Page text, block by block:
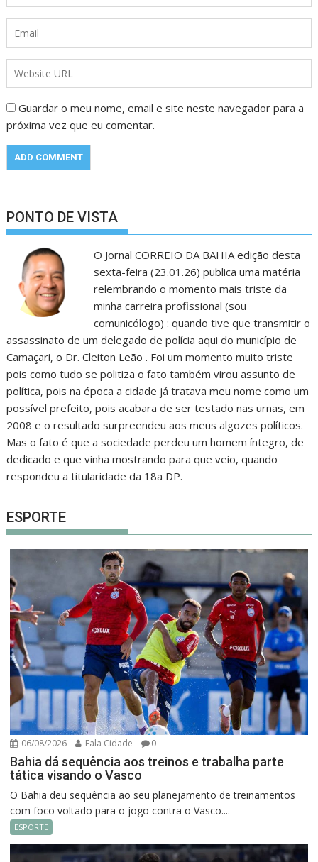
Guardar o meu nome, email e site neste navegador para a
próxima vez que eu comentar.
PONTO DE VISTA
O Jornal CORREIO DA BAHIA edição desta
sexta-feira (23.01.26) publica uma matéria
relembrando o momento mais triste da
minha carreira profissional (sou
comunicólogo) : quando tive que transmitir o
assassinato de um delegado de polícia aqui do município de
Camaçari, o Dr. Cleiton Leão . Foi um momento muito triste
pois como tudo se politiza o fato também virou assunto de
política, pois na época a cidade já tratava meu nome como um
possível prefeito, pois acabara de ser testado nas urnas, em
2008 e o resultado surpreendeu aos meus algozes políticos.
Mas o fato é que a sociedade perdeu um homem íntegro, de
dedicado e que vinha mostrando para que veio, quando
respondeu a titularidade da 18a DP.
ESPORTE
06/08/2026 Fala Cidade 0
Bahia dá sequência aos treinos e trabalha parte
tática visando o Vasco
O Bahia deu sequência ao seu planejamento de treinamentos
com foco voltado para o jogo contra o Vasco....
ESPORTE